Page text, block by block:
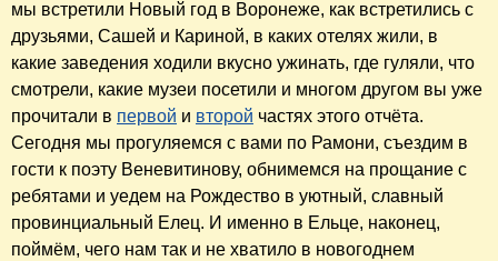
мы встретили Новый год в Воронеже, как встретились с
друзьями, Сашей и Кариной, в каких отелях жили, в
какие заведения ходили вкусно ужинать, где гуляли, что
смотрели, какие музеи посетили и многом другом вы уже
прочитали в первой и второй частях этого отчёта.
Сегодня мы прогуляемся с вами по Рамони, съездим в
гости к поэту Веневитинову, обнимемся на прощание с
ребятами и уедем на Рождество в уютный, славный
провинциальный Елец. И именно в Ельце, наконец,
поймём, чего нам так и не хватило в новогоднем